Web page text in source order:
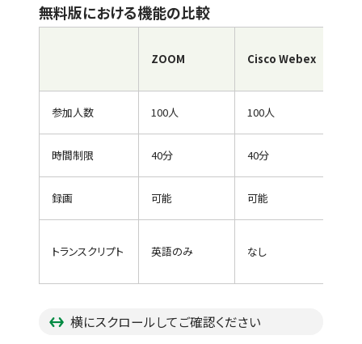
無料版における機能の比較
ZOOM Cisco Webex
参加人数 100人 100人
時間制限 40分 40分
録画 可能 可能
トランスクリプト 英語のみ なし
横にスクロールしてご確認ください